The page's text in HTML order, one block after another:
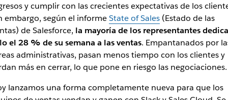
alturas con herramientas poderosas y conocimientos
y cumplir con las crecientes expectativas de los
embargo, según el informeState of Sales(Estado de las
de Salesforce, la mayoría de los representantes
el 28 % de su semana a las ventas. Empantanados por
administrativas, pasan menos tiempo con los clientes y
más en cerrar, lo que pone en riesgo las negociaciones.
lanzamos una forma completamente nueva para que los